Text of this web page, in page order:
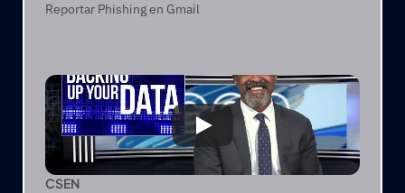
Reportar Phishing en Gmail
CSEN